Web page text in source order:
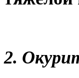
2.